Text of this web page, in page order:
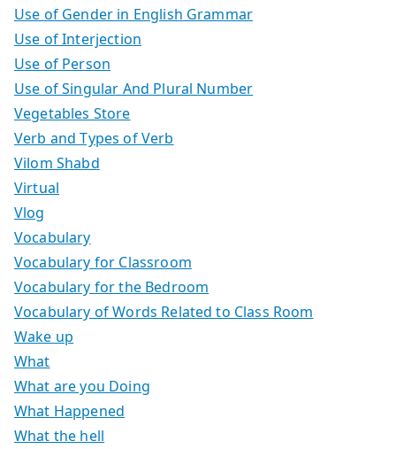
Use of Gender in English Grammar
Use of Interjection
Use of Person
Use of Singular And Plural Number
Vegetables Store
Verb and Types of Verb
Vilom Shabd
Virtual
Vlog
Vocabulary
Vocabulary for Classroom
Vocabulary for the Bedroom
Vocabulary of Words Related to Class Room
Wake up
What
What are you Doing
What Happened
What the hell